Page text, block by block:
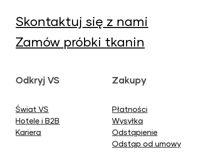
Skontaktuj się z nami
Zamów próbki tkanin
Odkryj VS
Świat VS
Hotele i B2B
Kariera
Zakupy
Płatności
Wysyłka
Odstąpienie
Odstąp od umowy